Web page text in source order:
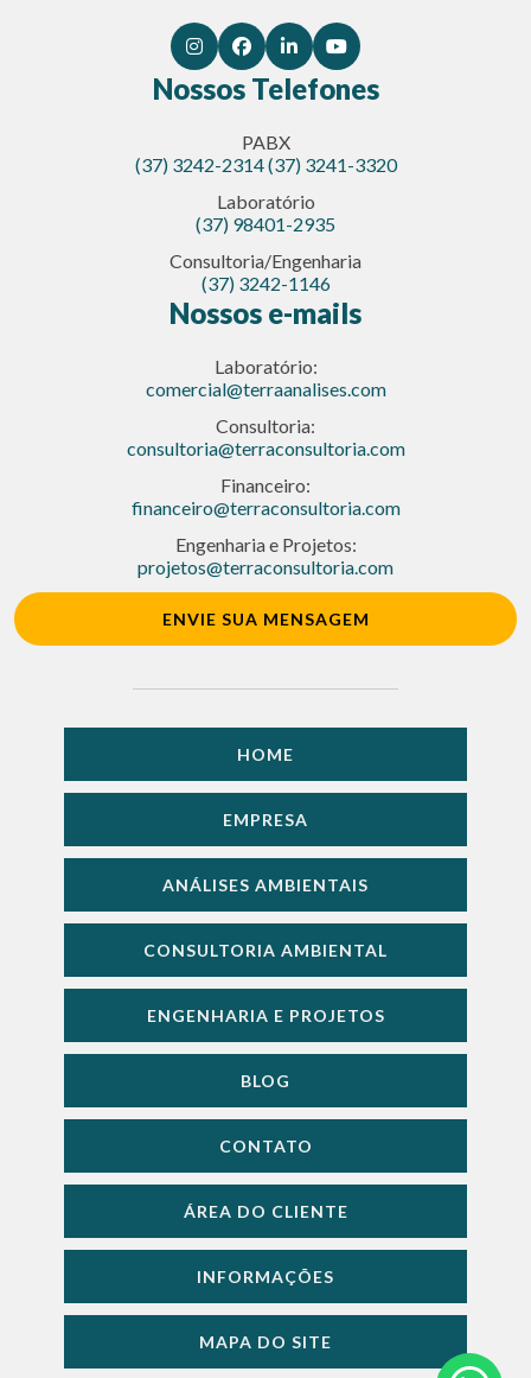
Nossos Telefones
PABX
(37) 3242-2314(37) 3241-3320
Laboratório
(37) 98401-2935
Consultoria/Engenharia
(37) 3242-1146
Nossos e-mails
Laboratório:
comercial@terraanalises.com
Consultoria:
consultoria@terraconsultoria.com
Financeiro:
financeiro@terraconsultoria.com
Engenharia e Projetos:
projetos@terraconsultoria.com
ENVIE SUA MENSAGEM
HOME
EMPRESA
ANÁLISES AMBIENTAIS
CONSULTORIA AMBIENTAL
ENGENHARIA E PROJETOS
BLOG
CONTATO
ÁREA DO CLIENTE
INFORMAÇÕES
MAPA DO SITE